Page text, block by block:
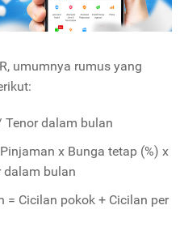
umumnya rumus yang
dalam bulan
x Bunga tetap (%) x
dalam bulan
= Cicilan pokok + Cicilan per